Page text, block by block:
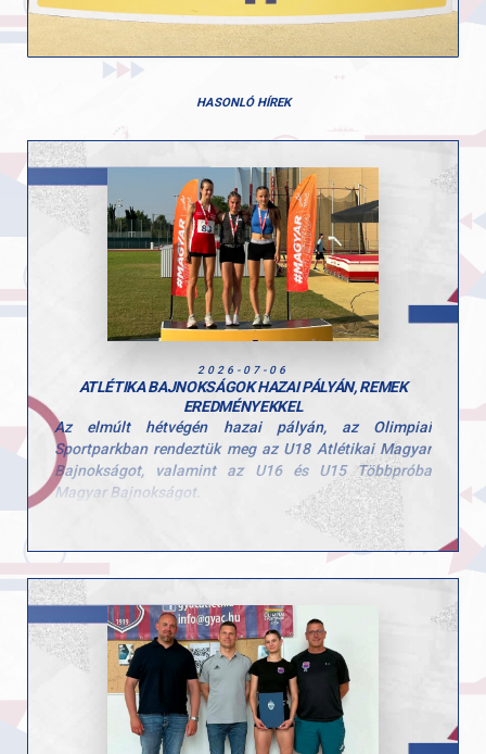
HASONLÓ HÍREK
2026-07-06
ATLÉTIKA BAJNOKSÁGOK HAZAI PÁLYÁN, REMEK
EREDMÉNYEKKEL
Az elmúlt hétvégén hazai pályán, az Olimpiai
Sportparkban rendeztük meg az U18 Atlétikai Magyar
Bajnokságot, valamint az U16 és U15 Többpróba
Magyar Bajnokságot.
A rendkívüli hőség komoly kihívás elé állította a
mezőnyt, de a GYAC atlétái fantasztikus
A hivatalos éremtáblázaton az előkelő 2. helyen
végeztünk, összesen 7 éremmel: 3 arany-, 2 ezüst- és 2
bronzéremmel.
Magyar bajnokaink:
Fekete Sára – 1500 m és 3000 m
Sipos Veronika – 400 m gát